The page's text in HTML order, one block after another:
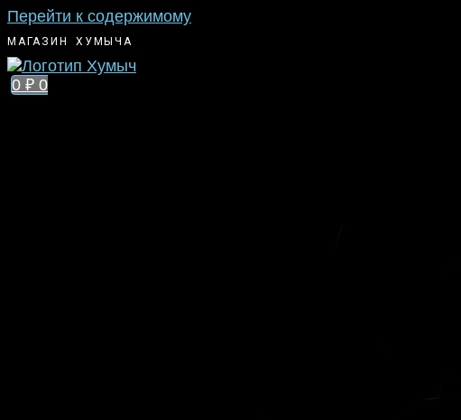
Перейти к содержимому
МАГАЗИН ХУМЫЧА
0 ₽ 0